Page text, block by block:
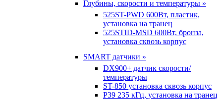
Глубины, скорости и температуры »
525ST-PWD 600Вт, пластик,
установка на транец
525STID-MSD 600Вт, бронза,
установка сквозь корпус
SMART датчики »
DX900+ датчик скорости/
температуры
ST-850 установка сквозь корпус
P39 235 кГц, установка на транец